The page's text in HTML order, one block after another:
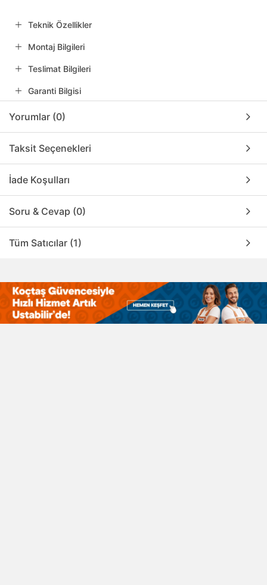
Teknik Özellikler
Montaj Bilgileri
Teslimat Bilgileri
Garanti Bilgisi
Yorumlar (0)
Taksit Seçenekleri
İade Koşulları
Soru & Cevap (0)
Tüm Satıcılar (1)